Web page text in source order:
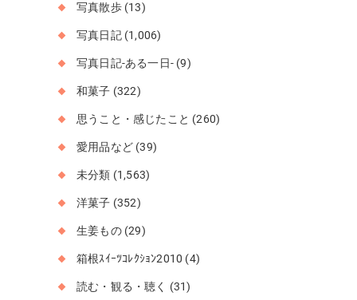
写真散歩(13)
写真日記(1,006)
写真日記-ある一日- (9)
和菓子 (322)
思うこと・感じたこと (260)
愛用品など (39)
未分類 (1,563)
洋菓子 (352)
生姜もの(29)
箱根ｽｲｰﾂｺﾚｸｼｮﾝ2010 (4)
読む・観る・聴く (31)